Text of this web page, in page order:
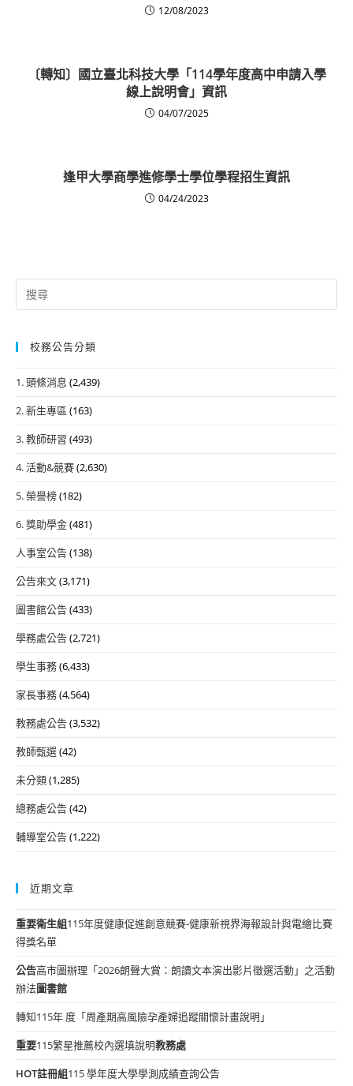
12/08/2023
〔轉知〕國立臺北科技大學「114學年度高中申請入學
線上說明會」資訊
04/07/2025
逢甲大學商學進修學士學位學程招生資訊
04/24/2023
Search
for:
校務公告分類
1. 頭條消息 (2,439)
2. 新生專區 (163)
3. 教師研習 (493)
4. 活動&競賽(2,630)
5. 榮譽榜(182)
6. 獎助學金(481)
人事室公告(138)
公告來文(3,171)
圖書館公告(433)
學務處公告(2,721)
學生事務(6,433)
家長事務(4,564)
教務處公告(3,532)
教師甄選(42)
未分類(1,285)
總務處公告(42)
輔導室公告(1,222)
近期文章
重要衛生組115年度健康促進創意競賽-健康新視界海報設計與電繪比賽
得獎名單
公告高市圖辦理「2026朗聲大賞：朗讀文本演出影片徵選活動」之活動
辦法圖書館
轉知115年 度「周產期高風險孕產婦追蹤關懷計畫說明」
重要115繁星推薦校內選填說明教務處
HOT註冊組115 學年度大學學測成績查詢公告